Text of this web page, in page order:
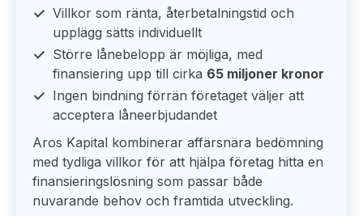
Villkor som ränta, återbetalningstid och
upplägg sätts individuellt
Större lånebelopp är möjliga, med
finansiering upp till cirka 65 miljoner kronor
Ingen bindning förrän företaget väljer att
acceptera låneerbjudandet
Aros Kapital kombinerar affärsnära bedömning
med tydliga villkor för att hjälpa företag hitta en
finansieringslösning som passar både
nuvarande behov och framtida utveckling.